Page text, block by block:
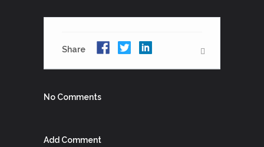
Share
No Comments
Add Comment